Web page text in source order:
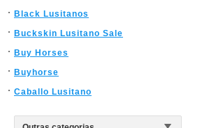
Black Lusitanos
Buckskin Lusitano Sale
Buy Horses
Buyhorse
Caballo Lusitano